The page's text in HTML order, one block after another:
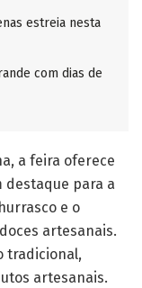
estreia nesta
com dias de
a feira oferece
destaque para a
e o
artesanais.
tradicional,
artesanais.